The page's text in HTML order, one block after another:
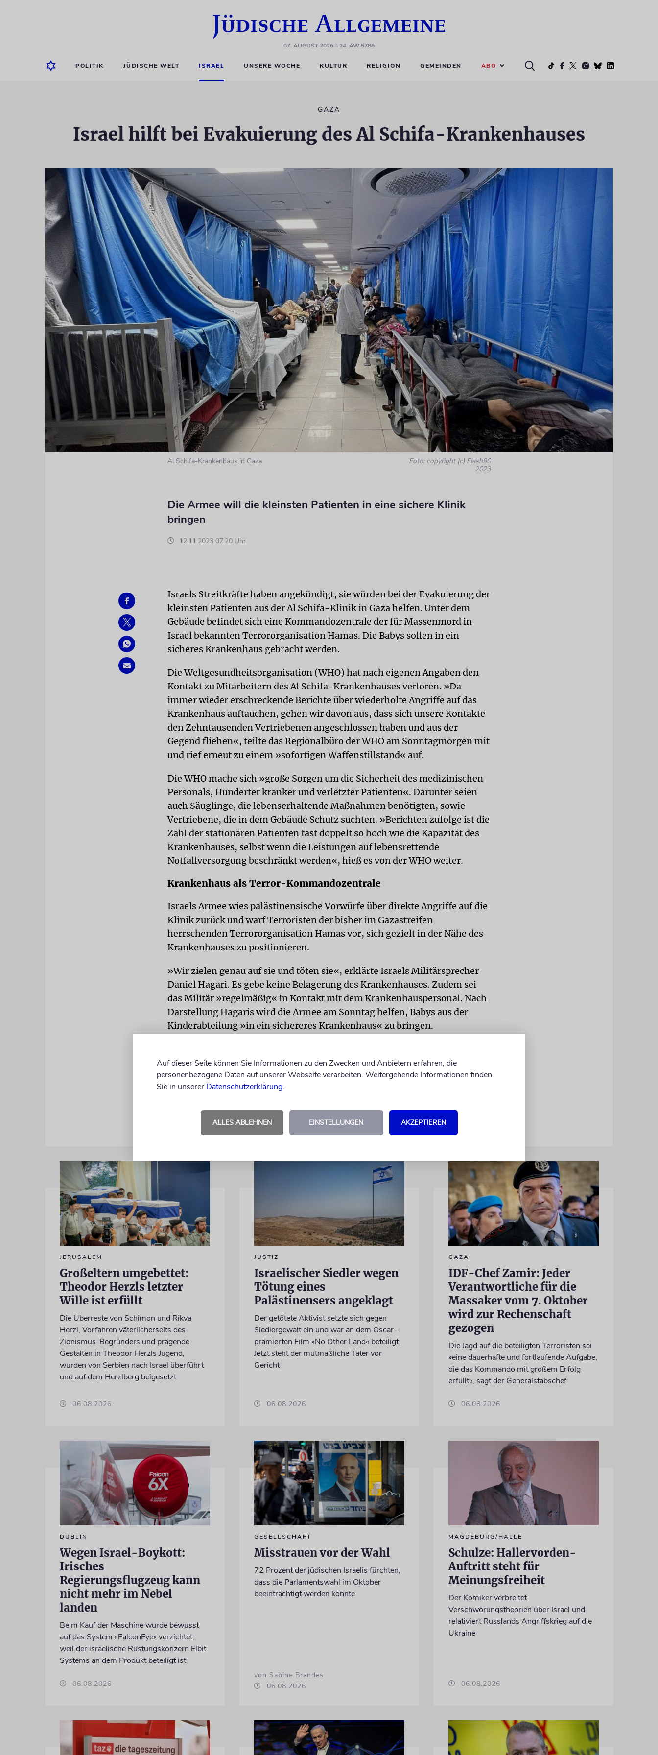
07. AUGUST 2026– 24. AW 5786
POLITIK JÜDISCHE WELT ISRAEL UNSERE WOCHE KULTUR RELIGION GEMEINDEN ABO
GAZA
Israel hilft bei Evakuierung des Al Schifa-Krankenhauses
Al Schifa-Krankenhaus in Gaza
Foto: copyright (c) Flash90
2023
Die Armee will die kleinsten Patienten in eine sichere Klinik
bringen
12.11.2023 07:20 Uhr
Israels Streitkräfte haben angekündigt, sie würden bei der Evakuierung der
kleinsten Patienten aus der Al Schifa-Klinik in Gaza helfen. Unter dem
Gebäude befindet sich eine Kommandozentrale der für Massenmord in
Israel bekannten Terrororganisation Hamas. Die Babys sollen in ein
sicheres Krankenhaus gebracht werden.
Die Weltgesundheitsorganisation (WHO) hat nach eigenen Angaben den
Kontakt zu Mitarbeitern des Al Schifa-Krankenhauses verloren. »Da
immer wieder erschreckende Berichte über wiederholte Angriffe auf das
Krankenhaus auftauchen, gehen wir davon aus, dass sich unsere Kontakte
den Zehntausenden Vertriebenen angeschlossen haben und aus der
Gegend fliehen«, teilte das Regionalbüro der WHO am Sonntagmorgen mit
und rief erneut zu einem »sofortigen Waffenstillstand« auf.
Die WHO mache sich »große Sorgen um die Sicherheit des medizinischen
Personals, Hunderter kranker und verletzter Patienten«. Darunter seien
auch Säuglinge, die lebenserhaltende Maßnahmen benötigten, sowie
Vertriebene, die in dem Gebäude Schutz suchten. »Berichten zufolge ist die
Zahl der stationären Patienten fast doppelt so hoch wie die Kapazität des
Krankenhauses, selbst wenn die Leistungen auf lebensrettende
Notfallversorgung beschränkt werden«, hieß es von der WHO weiter.
Krankenhaus als Terror-Kommandozentrale
Israels Armee wies palästinensische Vorwürfe über direkte Angriffe auf die
Klinik zurück und warf Terroristen der bisher im Gazastreifen
herrschenden Terrororganisation Hamas vor, sich gezielt in der Nähe des
Krankenhauses zu positionieren.
»Wir zielen genau auf sie und töten sie«, erklärte Israels Militärsprecher
Daniel Hagari. Es gebe keine Belagerung des Krankenhauses. Zudem sei
das Militär »regelmäßig« in Kontakt mit dem Krankenhauspersonal. Nach
Darstellung Hagaris wird die Armee am Sonntag helfen, Babys aus der
Kinderabteilung »in ein sichereres Krankenhaus« zu bringen.
Gazastreifen und bietet Notfall- und chirurgische Versorgung. Israel wirft
der Hamas vor, das Krankenhaus als Kommando- und Kontrollzentrum zu
missbrauchen.dpa/ja
JERUSALEM
Großeltern umgebettet:
Theodor Herzls letzter
Wille ist erfüllt
Die Überreste von Schimon und Rikva
Herzl, Vorfahren väterlicherseits des
Zionismus-Begründers und prägende
Gestalten in Theodor Herzls Jugend,
wurden von Serbien nach Israel überführt
und auf dem Herzlberg beigesetzt
06.08.2026
JUSTIZ
Israelischer Siedler wegen
Tötung eines
Palästinensers angeklagt
Der getötete Aktivist setzte sich gegen
Siedlergewalt ein und war an dem Oscar-
prämierten Film »No Other Land« beteiligt.
Jetzt steht der mutmaßliche Täter vor
Gericht
06.08.2026
GAZA
IDF-Chef Zamir: Jeder
Verantwortliche für die
Massaker vom 7. Oktober
wird zur Rechenschaft
gezogen
Die Jagd auf die beteiligten Terroristen sei
»eine dauerhafte und fortlaufende Aufgabe,
die das Kommando mit großem Erfolg
erfüllt«, sagt der Generalstabschef
06.08.2026
DUBLIN
Wegen Israel-Boykott:
Irisches
Regierungsflugzeug kann
nicht mehr im Nebel
landen
Beim Kauf der Maschine wurde bewusst
auf das System »FalconEye« verzichtet,
weil der israelische Rüstungskonzern Elbit
Systems an dem Produkt beteiligt ist
06.08.2026
GESELLSCHAFT
Misstrauen vor der Wahl
72 Prozent der jüdischen Israelis fürchten,
dass die Parlamentswahl im Oktober
beeinträchtigt werden könnte
von Sabine Brandes
06.08.2026
MAGDEBURG/HALLE
Schulze: Hallervorden-
Auftritt steht für
Meinungsfreiheit
Der Komiker verbreitet
Verschwörungstheorien über Israel und
relativiert Russlands Angriffskrieg auf die
Ukraine
06.08.2026
Auf dieser Seite können Sie Informationen zu den Zwecken und Anbietern erfahren, die
personenbezogene Daten auf unserer Webseite verarbeiten. Weitergehende Informationen finden
Sie in unserer Datenschutzerklärung.
ALLES ABLEHNEN EINSTELLUNGEN AKZEPTIEREN